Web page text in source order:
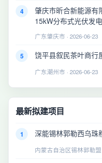
4
肇庆市昕合新能源有
15kW分布式光伏发
广东肇庆市 · 2026-06-23
5 饶平县叙民茶叶商行
广东潮州市 · 2026-06-23
最新拟建项目
1 深能锡林郭勒西乌珠
内蒙古自治区锡林郭勒盟